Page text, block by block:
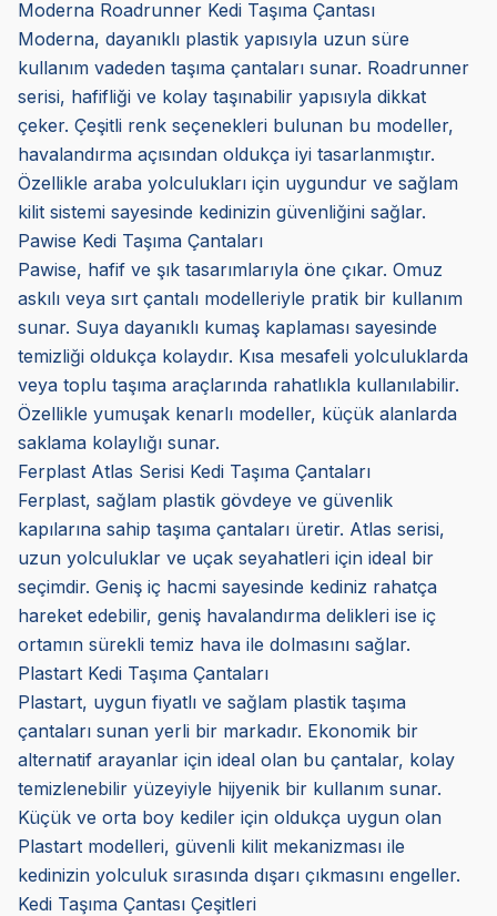
Moderna Roadrunner Kedi Taşıma Çantası
Moderna, dayanıklı plastik yapısıyla uzun süre
kullanım vadeden taşıma çantaları sunar. Roadrunner
serisi, hafifliği ve kolay taşınabilir yapısıyla dikkat
çeker. Çeşitli renk seçenekleri bulunan bu modeller,
havalandırma açısından oldukça iyi tasarlanmıştır.
Özellikle araba yolculukları için uygundur ve sağlam
kilit sistemi sayesinde kedinizin güvenliğini sağlar.
Pawise Kedi Taşıma Çantaları
Pawise, hafif ve şık tasarımlarıyla öne çıkar. Omuz
askılı veya sırt çantalı modelleriyle pratik bir kullanım
sunar. Suya dayanıklı kumaş kaplaması sayesinde
temizliği oldukça kolaydır. Kısa mesafeli yolculuklarda
veya toplu taşıma araçlarında rahatlıkla kullanılabilir.
Özellikle yumuşak kenarlı modeller, küçük alanlarda
saklama kolaylığı sunar.
Ferplast Atlas Serisi Kedi Taşıma Çantaları
Ferplast, sağlam plastik gövdeye ve güvenlik
kapılarına sahip taşıma çantaları üretir. Atlas serisi,
uzun yolculuklar ve uçak seyahatleri için ideal bir
seçimdir. Geniş iç hacmi sayesinde kediniz rahatça
hareket edebilir, geniş havalandırma delikleri ise iç
ortamın sürekli temiz hava ile dolmasını sağlar.
Plastart Kedi Taşıma Çantaları
Plastart, uygun fiyatlı ve sağlam plastik taşıma
çantaları sunan yerli bir markadır. Ekonomik bir
alternatif arayanlar için ideal olan bu çantalar, kolay
temizlenebilir yüzeyiyle hijyenik bir kullanım sunar.
Küçük ve orta boy kediler için oldukça uygun olan
Plastart modelleri, güvenli kilit mekanizması ile
kedinizin yolculuk sırasında dışarı çıkmasını engeller.
Kedi Taşıma Çantası Çeşitleri